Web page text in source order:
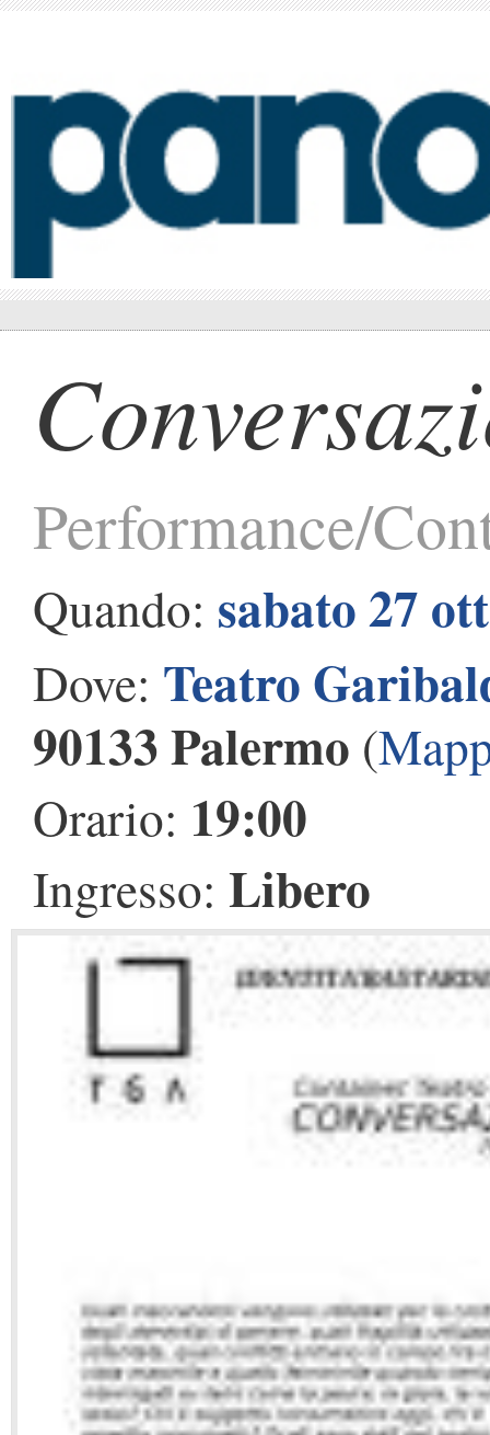
Performance/
Quando: sabato 27
Dove: Teatro
90133 Palermo (
Orario: 19:00
Ingresso: Libero